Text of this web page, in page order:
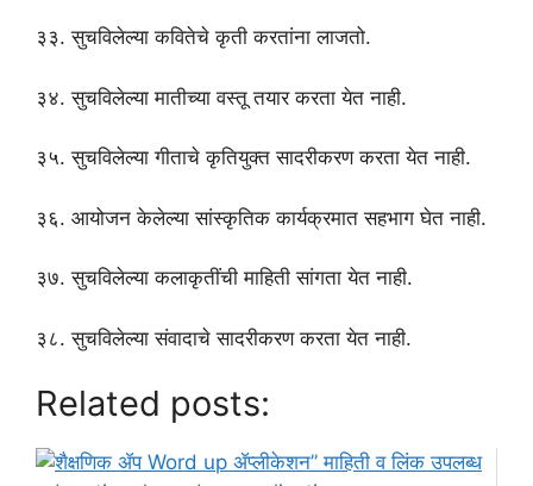
३३. सुचविलेल्या कवितेचे कृती करतांना लाजतो.
३४. सुचविलेल्या मातीच्या वस्तू तयार करता येत नाही.
३५. सुचविलेल्या गीताचे कृतियुक्त सादरीकरण करता येत नाही.
३६. आयोजन केलेल्या सांस्कृतिक कार्यक्रमात सहभाग घेत नाही.
३७. सुचविलेल्या कलाकृतींची माहिती सांगता येत नाही.
३८. सुचविलेल्या संवादाचे सादरीकरण करता येत नाही.
Related posts: